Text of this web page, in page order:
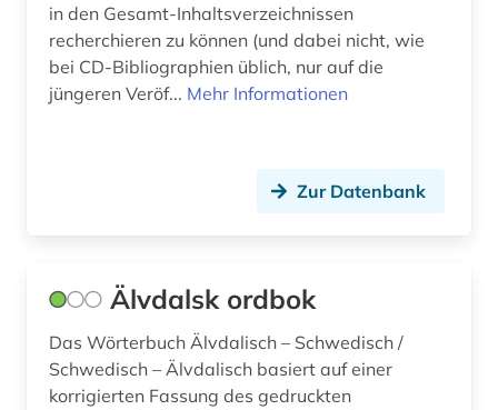
filmarchiv (1)
finnisch (18)
finnmark (1)
finnougristik (11)
flandern <belgien> (4)
flucht (1)
in den Gesamt-Inhaltsverzeichnissen
recherchieren zu können (und dabei nicht, wie
bei CD-Bibliographien üblich, nur auf die
jüngeren Veröf... Mehr Informationen
Zur Datenbank
Älvdalsk ordbok
Das Wörterbuch Älvdalisch – Schwedisch /
Schwedisch – Älvdalisch basiert auf einer
korrigierten Fassung des gedruckten